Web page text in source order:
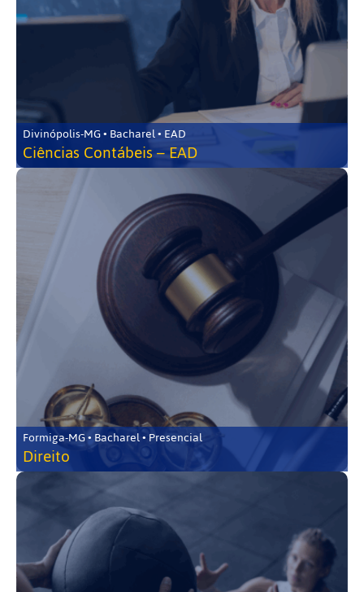
Divinópolis-MG • Bacharel • EAD
Ciências Contábeis – EAD
Formiga-MG • Bacharel • Presencial
Direito